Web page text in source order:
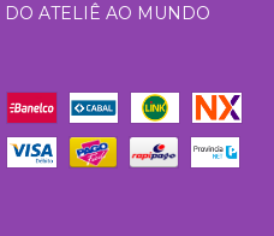
DO ATELIÊ AO MUNDO